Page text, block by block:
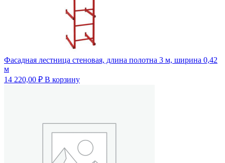
Фасадная лестница стеновая, длина полотна 3 м, ширина 0,42
м
14 220,00 ₽ В корзину